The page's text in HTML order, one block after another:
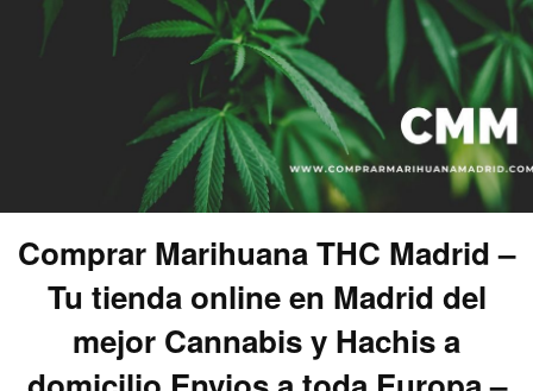
Comprar Marihuana THC Madrid –
Tu tienda online en Madrid del
mejor Cannabis y Hachis a